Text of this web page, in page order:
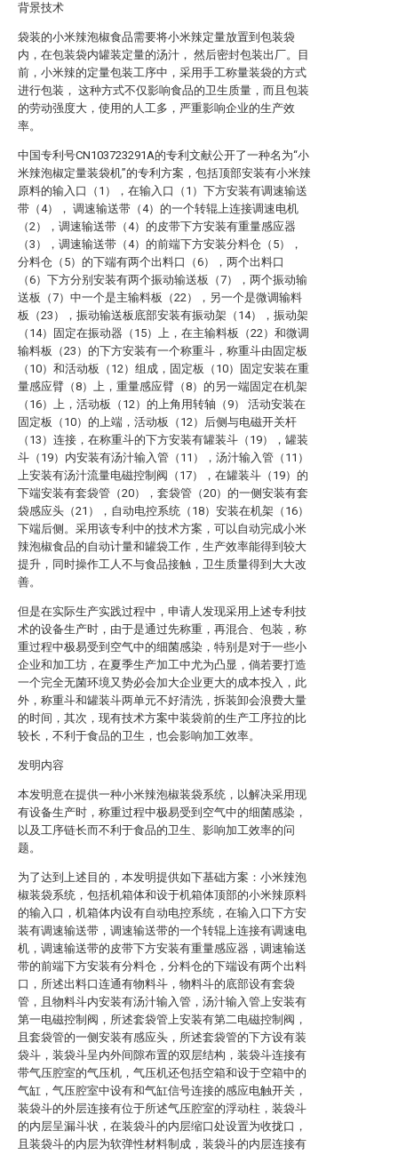
背景技术
袋装的小米辣泡椒食品需要将小米辣定量放置到包装袋
内，在包装袋内罐装定量的汤汁， 然后密封包装出厂。目
前，小米辣的定量包装工序中，采用手工称量装袋的方式
进行包装， 这种方式不仅影响食品的卫生质量，而且包装
的劳动强度大，使用的人工多，严重影响企业的生产效
率。
中国专利号CN103723291A的专利文献公开了一种名为“小
米辣泡椒定量装袋机”的专利方案，包括顶部安装有小米辣
原料的输入口（1），在输入口（1）下方安装有调速输送
带（4）， 调速输送带（4）的一个转辊上连接调速电机
（2），调速输送带（4）的皮带下方安装有重量感应器
（3），调速输送带（4）的前端下方安装分料仓（5），
分料仓（5）的下端有两个出料口（6），两个出料口
（6）下方分别安装有两个振动输送板（7），两个振动输
送板（7）中一个是主输料板（22），另一个是微调输料
板（23），振动输送板底部安装有振动架（14），振动架
（14）固定在振动器（15）上，在主输料板（22）和微调
输料板（23）的下方安装有一个称重斗，称重斗由固定板
（10）和活动板（12）组成，固定板（10）固定安装在重
量感应臂（8）上，重量感应臂（8）的另一端固定在机架
（16）上，活动板（12）的上角用转轴（9） 活动安装在
固定板（10）的上端，活动板（12）后侧与电磁开关杆
（13）连接，在称重斗的下方安装有罐装斗（19），罐装
斗（19）内安装有汤汁输入管（11），汤汁输入管（11）
上安装有汤汁流量电磁控制阀（17），在罐装斗（19）的
下端安装有套袋管（20），套袋管（20）的一侧安装有套
袋感应头（21），自动电控系统（18）安装在机架（16）
下端后侧。采用该专利中的技术方案，可以自动完成小米
辣泡椒食品的自动计量和罐袋工作，生产效率能得到较大
提升，同时操作工人不与食品接触，卫生质量得到大大改
善。
但是在实际生产实践过程中，申请人发现采用上述专利技
术的设备生产时，由于是通过先称重，再混合、包装，称
重过程中极易受到空气中的细菌感染，特别是对于一些小
企业和加工坊，在夏季生产加工中尤为凸显，倘若要打造
一个完全无菌环境又势必会加大企业更大的成本投入，此
外，称重斗和罐装斗两单元不好清洗，拆装卸会浪费大量
的时间，其次，现有技术方案中装袋前的生产工序拉的比
较长，不利于食品的卫生，也会影响加工效率。
发明内容
本发明意在提供一种小米辣泡椒装袋系统，以解决采用现
有设备生产时，称重过程中极易受到空气中的细菌感染，
以及工序链长而不利于食品的卫生、影响加工效率的问
题。
为了达到上述目的，本发明提供如下基础方案：小米辣泡
椒装袋系统，包括机箱体和设于机箱体顶部的小米辣原料
的输入口，机箱体内设有自动电控系统，在输入口下方安
装有调速输送带，调速输送带的一个转辊上连接有调速电
机，调速输送带的皮带下方安装有重量感应器，调速输送
带的前端下方安装有分料仓，分料仓的下端设有两个出料
口，所述出料口连通有物料斗，物料斗的底部设有套袋
管，且物料斗内安装有汤汁输入管，汤汁输入管上安装有
第一电磁控制阀，所述套袋管上安装有第二电磁控制阀，
且套袋管的一侧安装有感应头，所述套袋管的下方设有装
袋斗，装袋斗呈内外间隙布置的双层结构，装袋斗连接有
带气压腔室的气压机，气压机还包括空箱和设于空箱中的
气缸，气压腔室中设有和气缸信号连接的感应电触开关，
装袋斗的外层连接有位于所述气压腔室的浮动柱，装袋斗
的内层呈漏斗状，在装袋斗的内层缩口处设置为收拢口，
且装袋斗的内层为软弹性材料制成，装袋斗的内层连接有